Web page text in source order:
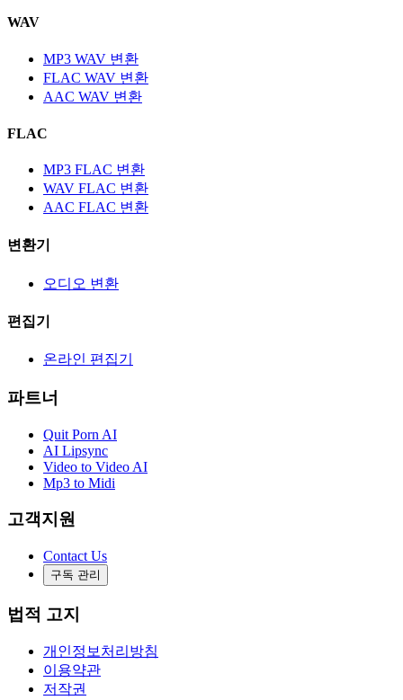
WAV
MP3 WAV 변환
FLAC WAV 변환
AAC WAV 변환
FLAC
MP3 FLAC 변환
WAV FLAC 변환
AAC FLAC 변환
변환기
오디오 변환
편집기
온라인 편집기
파트너
Quit Porn AI
AI Lipsync
Video to Video AI
Mp3 to Midi
고객지원
Contact Us
구독 관리
법적 고지
개인정보처리방침
이용약관
저작권